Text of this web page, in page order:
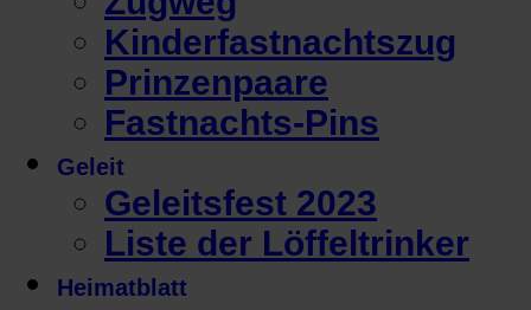
Kinderfastnachtszug
Prinzenpaare
Fastnachts-Pins
Geleit
Geleitsfest 2023
Liste der Löffeltrinker
Heimatblatt